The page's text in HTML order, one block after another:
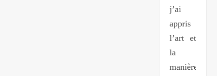
j’ai
appris
l’art et
la
manière